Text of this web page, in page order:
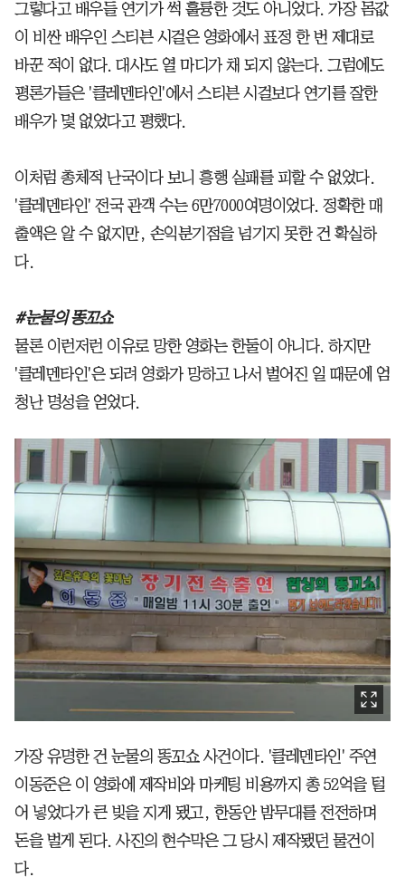
그렇다고 배우들 연기가 썩 훌륭한 것도 아니었다. 가장 몸값
이 비싼 배우인 스티븐 시걸은 영화에서 표정 한 번 제대로
바꾼 적이 없다. 대사도 열 마디가 채 되지 않는다. 그럼에도
평론가들은 '클레멘타인'에서 스티븐 시걸보다 연기를 잘한
배우가 몇 없었다고 평했다.
이처럼 총체적 난국이다 보니 흥행 실패를 피할 수 없었다.
'클레멘타인' 전국 관객 수는 6만7000여명이었다. 정확한 매
출액은 알 수 없지만, 손익분기점을 넘기지 못한 건 확실하
다.
#눈물의 똥꼬쇼
물론 이런저런 이유로 망한 영화는 한둘이 아니다. 하지만
'클레멘타인'은 되려 영화가 망하고 나서 벌어진 일 때문에 엄
청난 명성을 얻었다.
가장 유명한 건 눈물의 똥꼬쇼 사건이다. '클레멘타인' 주연
이동준은 이 영화에 제작비와 마케팅 비용까지 총 52억을 털
어 넣었다가 큰 빚을 지게 됐고, 한동안 밤무대를 전전하며
돈을 벌게 된다. 사진의 현수막은 그 당시 제작됐던 물건이
다.